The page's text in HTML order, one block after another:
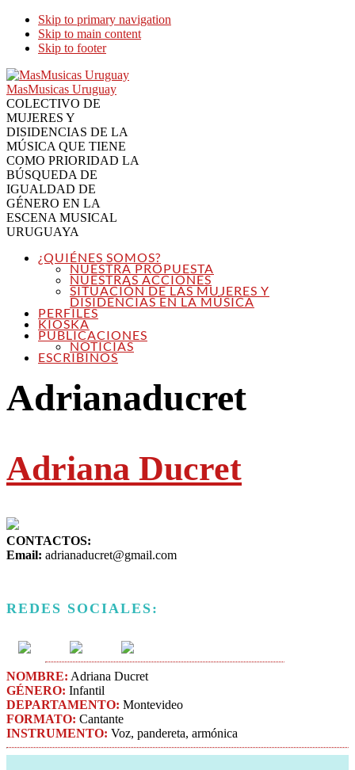
Skip to primary navigation
Skip to main content
Skip to footer
MasMusicas Uruguay
COLECTIVO DE
MUJERES Y
DISIDENCIAS DE LA
MÚSICA QUE TIENE
COMO PRIORIDAD LA
BÚSQUEDA DE
IGUALDAD DE
GÉNERO EN LA
ESCENA MUSICAL
URUGUAYA
¿QUIÉNES SOMOS?
NUESTRA PROPUESTA
NUESTRAS ACCIONES
SITUACIÓN DE LAS MUJERES Y
DISIDENCIAS EN LA MÚSICA
PERFILES
KIOSKA
PUBLICACIONES
NOTICIAS
ESCRIBINOS
Adrianaducret
Adriana Ducret
CONTACTOS:
Email: adrianaducret@gmail.com
REDES SOCIALES:
NOMBRE: Adriana Ducret
GÉNERO: Infantil
DEPARTAMENTO: Montevideo
FORMATO: Cantante
INSTRUMENTO: Voz, pandereta, armónica